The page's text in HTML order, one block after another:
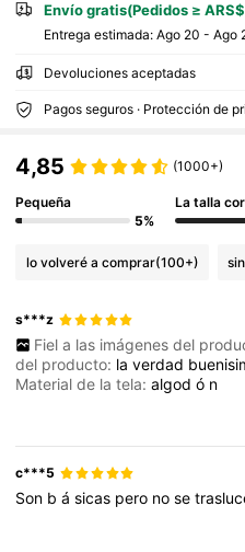
Envío gratis(Pedidos ≥
Entrega estimada: Ago 20 - Ago
Devoluciones aceptadas
Pagos seguros · Protección de
4,85 (1000+)
Pequeña
5%
La talla
lo volveré a comprar(100+)
s***z
Fiel a las imágenes del
del producto: laverdad
Material de la tela:algodó n
c***5
Son básicas pero nose